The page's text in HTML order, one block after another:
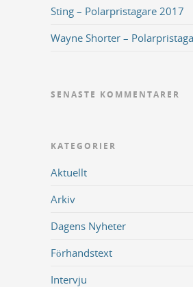
Sting – Polarpristagare 2017
Wayne Shorter –
SENASTE KOMMENTARER
KATEGORIER
Aktuellt
Arkiv
Dagens Nyheter
Förhandstext
Intervju